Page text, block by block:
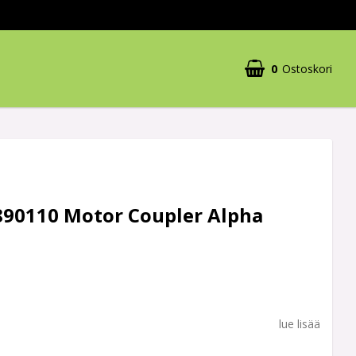
0 Ostoskori
Motor Coupler Alpha
lue lisää